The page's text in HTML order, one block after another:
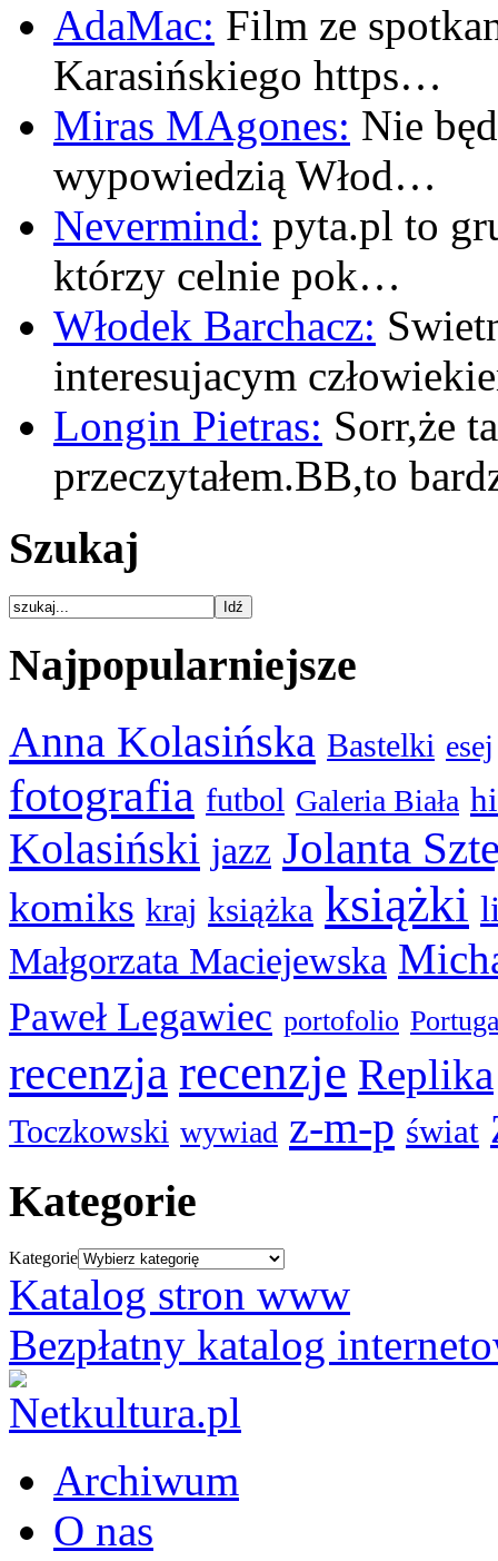
AdaMac: Film ze
Karasińskiego https…
Miras MAgones: Nie
wypowiedzią Włod…
Nevermind: pyta.pl to
którzy celnie pok…
Włodek Barchacz:
interesujacym
Longin Pietras: Sorr,że
przeczytałem.BB,to
Szukaj
Najpopularniejsze
Anna Kolasińska Bastelki esej
fotografia futbol Galeria Biała
Kolasiński jazz Jolanta
komiks kraj książka książki
Małgorzata Maciejewska
Paweł Legawiec portofolio
recenzja recenzje Replika
Toczkowski wywiad z-m-p świat
Kategorie
Kategorie
Katalog stron www
Bezpłatny katalog
Archiwum
O nas